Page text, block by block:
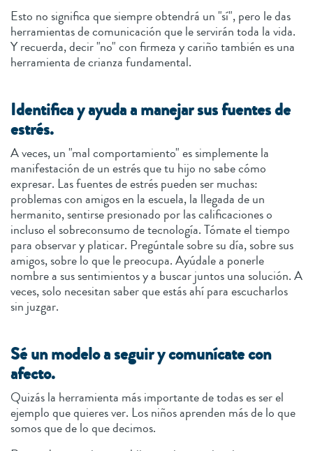
Esto no significa que siempre obtendrá un "sí", pero le das
herramientas de comunicación que le servirán toda la vida.
Y recuerda, decir "no" con firmeza y cariño también es una
herramienta de crianza fundamental.
Identifica y ayuda a manejar sus fuentes de
estrés.
A veces, un "mal comportamiento" es simplemente la
manifestación de un estrés que tu hijo no sabe cómo
expresar. Las fuentes de estrés pueden ser muchas:
problemas con amigos en la escuela, la llegada de un
hermanito, sentirse presionado por las calificaciones o
incluso el sobreconsumo de tecnología. Tómate el tiempo
para observar y platicar. Pregúntale sobre su día, sobre sus
amigos, sobre lo que le preocupa. Ayúdale a ponerle
nombre a sus sentimientos y a buscar juntos una solución. A
veces, solo necesitan saber que estás ahí para escucharlos
sin juzgar.
Sé un modelo a seguir y comunícate con
afecto.
Quizás la herramienta más importante de todas es ser el
ejemplo que quieres ver. Los niños aprenden más de lo que
somos que de lo que decimos.